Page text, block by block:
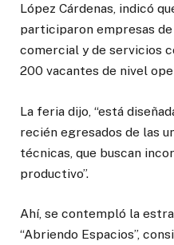
López Cárdenas, indicó
participaron empresas
comercial y de servicios
200 vacantes de nivel
La feria dijo, “está
recién egresados de las
técnicas, que buscan
productivo”.
Ahí, se contempló la
“Abriendo Espacios”,